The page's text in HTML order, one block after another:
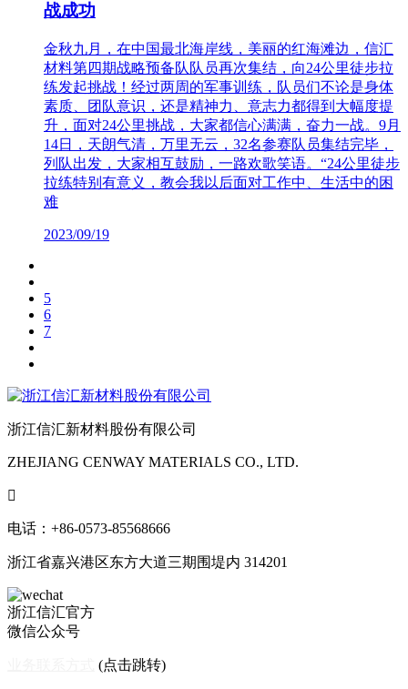
战成功
金秋九月，在中国最北海岸线，美丽的红海滩边，信汇
材料第四期战略预备队队员再次集结，向24公里徒步拉
练发起挑战！经过两周的军事训练，队员们不论是身体
素质、团队意识，还是精神力、意志力都得到大幅度提
升，面对24公里挑战，大家都信心满满，奋力一战。9月
14日，天朗气清，万里无云，32名参赛队员集结完毕，
列队出发，大家相互鼓励，一路欢歌笑语。“24公里徒步
拉练特别有意义，教会我以后面对工作中、生活中的困
难
2023/09/19
5
6
7
浙江信汇新材料股份有限公司
ZHEJIANG CENWAY MATERIALS CO., LTD.

电话：+86-0573-85568666
浙江省嘉兴港区东方大道三期围堤内 314201
浙江信汇官方
微信公众号
(点击跳转)